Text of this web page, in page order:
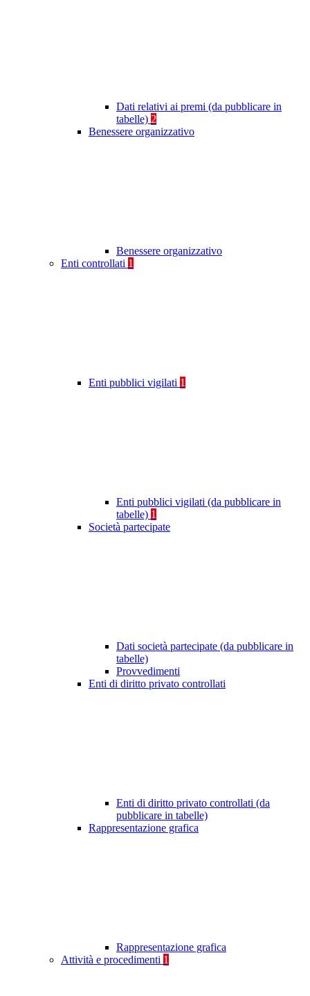
Dati relativi ai premi (da pubblicare in
tabelle) 2
Benessere organizzativo
Benessere organizzativo
Enti controllati 1
Enti pubblici vigilati 1
Enti pubblici vigilati (da pubblicare in
tabelle) 1
Società partecipate
Dati società partecipate (da pubblicare in
tabelle)
Provvedimenti
Enti di diritto privato controllati
Enti di diritto privato controllati (da
pubblicare in tabelle)
Rappresentazione grafica
Rappresentazione grafica
Attività e procedimenti 1